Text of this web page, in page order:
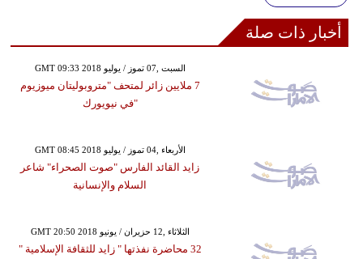
أخبار ذات صلة
GMT 09:33 2018 السبت ,07 تموز / يوليو
7 ملايين زائر لمتحف "متروبوليتان ميوزيوم
"في نيويورك
GMT 08:45 2018 الأربعاء ,04 تموز / يوليو
زايد القائد الفارس "صوت الصحراء" شاعر
السلام والإنسانية
GMT 20:50 2018 الثلاثاء ,12 حزيران / يونيو
32 محاضرة نفذتها " زايد للثقافة الإسلامية "